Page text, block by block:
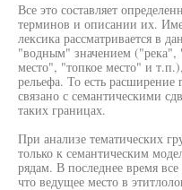
Все это составляет
терминов и описании их.
лексика рассматривается в
"водным" значением
место", "топкое место" и
рельефа. То есть
связано с семантическими
таких границах.
При анализе тематических
только к семантическим
рядам. В последнее время
что ведущее место в